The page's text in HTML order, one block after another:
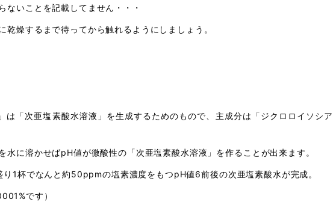
ないことを記載してません・・・
燥するまで待ってから触れるようにしましょう。
は「次亜塩素酸水溶液」を生成するためのもので、主成分は「ジクロロイソシア
水に溶かせばpH値が微酸性の「次亜塩素酸水溶液」を作ることが出来ます。
1杯でなんと約50ppmの塩素濃度をもつpH値6前後の次亜塩素酸水が完成。
です）